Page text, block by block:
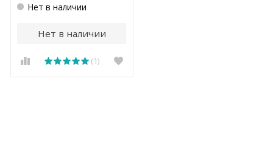
Нет в наличии
Нет в наличии
(1)